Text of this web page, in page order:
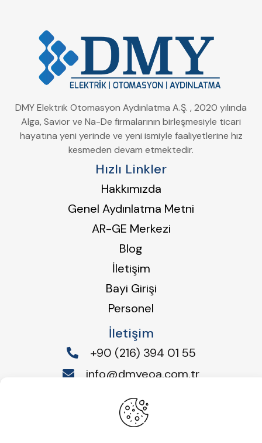
DMY Elektrik Otomasyon Aydınlatma A.Ş. , 2020 yılında
Alga, Savior ve Na-De firmalarının birleşmesiyle ticari
hayatına yeni yerinde ve yeni ismiyle faaliyetlerine hız
kesmeden devam etmektedir.
Hızlı Linkler
Hakkımızda
Genel Aydınlatma Metni
AR-GE Merkezi
Blog
İletişim
Bayi Girişi
Personel
İletişim
+90 (216) 394 01 55
info@dmyeoa.com.tr
Emek Mah.Ordu Cad.No:49/51 34885
Sancaktepe/İSTANBUL